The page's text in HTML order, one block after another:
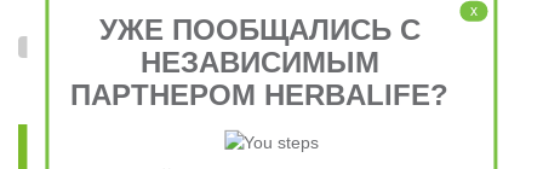
Я согласен на обработкуперсональных данных
условиями пользовательского соглашения
x
УЖЕ ПООБЩАЛИСЬ С
НЕЗАВИСИМЫМ
ПАРТНЕРОМ HERBALIFE?